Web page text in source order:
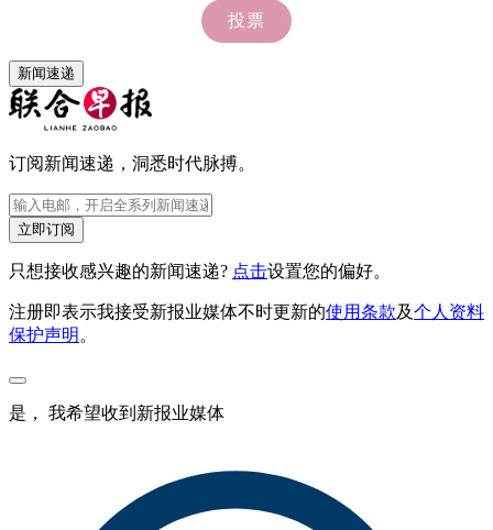
新闻速递
订阅新闻速递，洞悉时代脉搏。
立即订阅
只想接收感兴趣的新闻速递? 点击设置您的偏好。
注册即表示我接受新报业媒体不时更新的使用条款及个人资料
保护声明 。
是， 我希望收到新报业媒体